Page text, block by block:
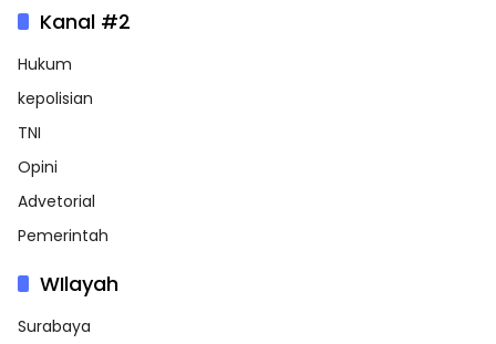
Kanal #2
Hukum
kepolisian
TNI
Opini
Advetorial
Pemerintah
WIlayah
Surabaya